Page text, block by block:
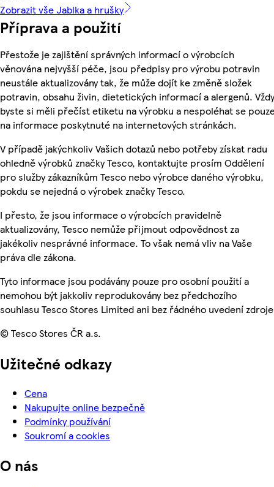
Zobrazit vše Jablka a hrušky
Příprava a použití
Přestože je zajištění správných informací o výrobcích
věnována nejvyšší péče, jsou předpisy pro výrobu potravin
neustále aktualizovány tak, že může dojít ke změně složek
potravin, obsahu živin, dietetických informací a alergenů. Vždy
byste si měli přečíst etiketu na výrobku a nespoléhat se
na informace poskytnuté na internetových stránkách.
V případě jakýchkoliv Vašich dotazů nebo potřeby získat radu
ohledně výrobků značky Tesco, kontaktujte prosím Oddělení
pro služby zákazníkům Tesco nebo výrobce daného výrobku,
pokdu se nejedná o výrobek značky Tesco.
I přesto, že jsou informace o výrobcích pravidelně
aktualizovány, Tesco nemůže přijmout odpovědnost za
jakékoliv nesprávné informace. To však nemá vliv na Vaše
práva dle zákona.
Tyto informace jsou podávány pouze pro osobní použití a
nemohou být jakkoliv reprodukovány bez předchozího
souhlasu Tesco Stores Limited ani bez řádného uvedení
© Tesco Stores ČR a.s.
Užitečné odkazy
Cena
Nakupujte online bezpečně
Podmínky používání
Soukromí a cookies
O nás